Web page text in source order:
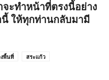
ะทำหน้าที่ตรงนี้อย่าง
ให้ทุกท่านกลับมามี
พื้นที่ สระแก้ว